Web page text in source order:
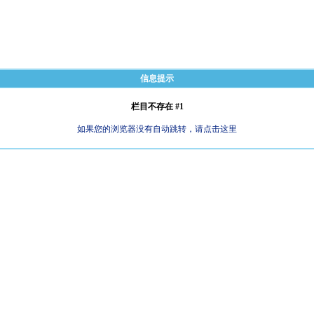
信息提示
栏目不存在 #1
如果您的浏览器没有自动跳转，请点击这里